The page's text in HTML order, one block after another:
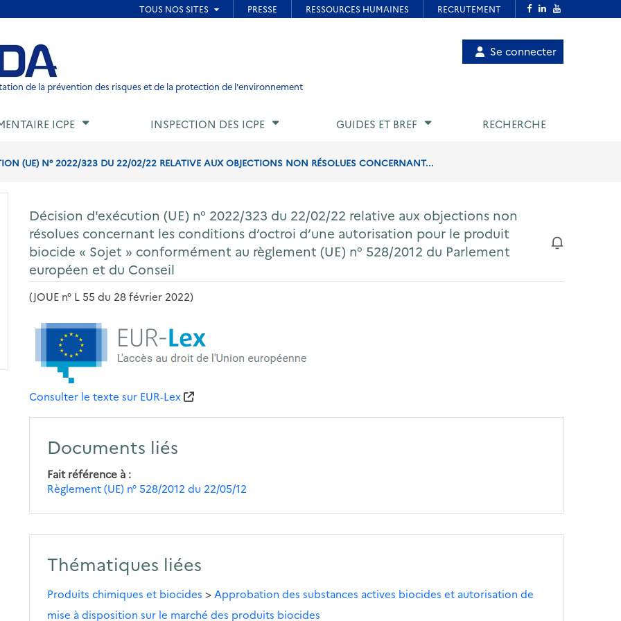
de page
de la prévention des risques et de la protection de l'environnement
Menu
utilisateur
Se connecter
ICPE INSPECTION DES ICPE GUIDES ET BREF RECHERCHE
(UE) N° 2022/323 DU 22/02/22 RELATIVE AUX OBJECTIONS NON RÉSOLUES CONCERNANT...
Décision d'exécution (UE) n° 2022/323 du 22/02/22 relative aux objections non
résolues concernant les conditions d’octroi d’une autorisation pour le produit
biocide « Sojet » conformément au règlement (UE) n° 528/2012 du Parlement
européen et du Conseil
(JOUE n° L 55 du 28 février 2022)
Consulter le texte sur EUR-Lex
Documents liés
Fait référence à
Règlement (UE) n° 528/2012 du 22/05/12
Thématiques liées
Produits chimiques et biocides > Approbation des substances actives biocides et autorisation de
mise à disposition sur le marché des produits biocides